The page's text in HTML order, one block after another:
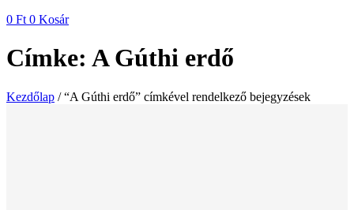
0 Ft 0 Kosár
Címke: A Gúthi erdő
Kezdőlap / “A Gúthi erdő” címkével rendelkező bejegyzések